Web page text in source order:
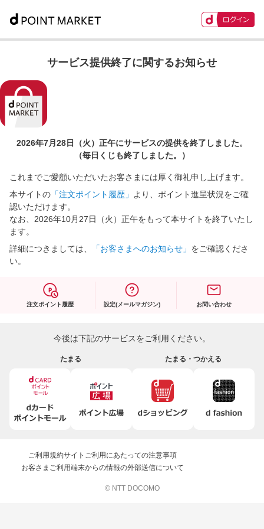
サービス提供終了に関するお知らせ
2026年7月28日（火）正午にサービスの提供を終了しました。
（毎日くじも終了しました。）
これまでご愛顧いただいたお客さまには厚く御礼申し上げます。
本サイトの 「注文ポイント履歴」
より、ポイント進呈状況をご確
認いただけます。
なお、2026年10月27日（火）正午をもって本サイトを終了いたし
ます。
詳細につきましては、
「お客さまへのお知らせ」 をご確認くださ
い。
注文ポイント履歴 設定(メールマガジン) お問い合わせ
今後は下記のサービスをご利用ください。
たまる たまる・つかえる
ご利用規約サイトご利用にあたっての注意事項
お客さまご利用端末からの情報の外部送信について
© NTT DOCOMO